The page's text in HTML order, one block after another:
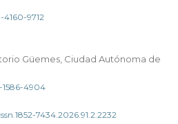
9712
Güemes, Ciudad Autónoma de
4904
7434.2026.91.2.2232